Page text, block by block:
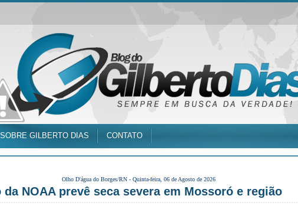
SOBRE GILBERTO DIAS CONTATO
Olho D'água do Borges/RN - Quinta-feira, 06 de Agosto de 2026
da NOAA prevê seca severa em Mossoró e região